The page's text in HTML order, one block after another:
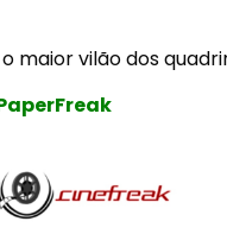
maior vilão dos